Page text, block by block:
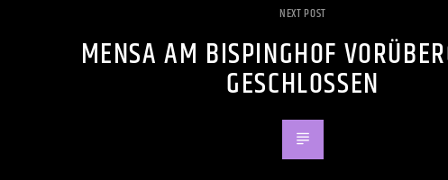
NEXT POST
MENSA AM BISPINGHOF
GESCHLOSSEN